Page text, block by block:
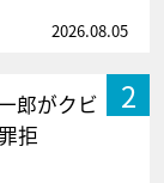
2026.08.05
2
郎がクビ
拒